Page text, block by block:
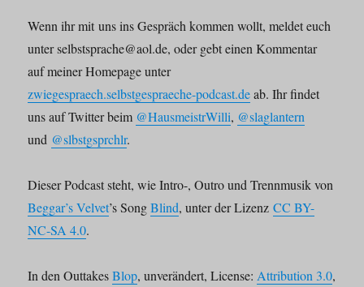
Wenn ihr mit uns ins Gespräch kommen wollt, meldet euch
unter selbstsprache@aol.de, oder gebt einen Kommentar
auf meiner Homepage unter
zwiegespraech.selbstgespraeche-podcast.deab. Ihr findet
uns auf Twitter beim @HausmeistrWilli, @slaglantern
und @slbstgsprchlr.
Dieser Podcast steht, wie Intro-, Outro und Trennmusik von
Beggar’s Velvet’s SongBlind, unter der LizenzCC BY-
NC-SA 4.0.
In den OuttakesBlop, unverändert, License: Attribution 3.0,